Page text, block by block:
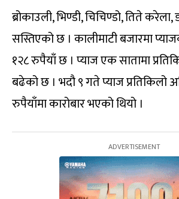
ब्रोकाउली, भिण्डी, चिचिण्डो, तिते
सस्तिएको छ । कालीमाटी बजारमा
१२८ रुपैयाँ छ । प्याज एक सातामा
बढेको छ । भदौ ९ गते प्याज प्रतिकिलो
रुपैयाँमा कारोबार भएको थियो ।